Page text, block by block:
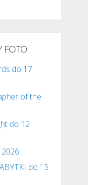
FOTO
do 17
of the
do 12
do 15